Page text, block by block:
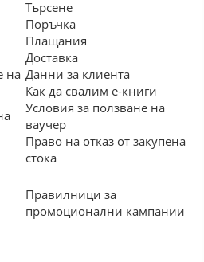
на
Търсене
Поръчка
Плащания
Доставка
Данни за клиента
Как да свалим е-книги
Условия за ползване на
ваучер
Право на отказ от закупена
стока
Правилници за
промоционални кампании